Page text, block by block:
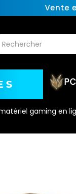
Vente
gaming en